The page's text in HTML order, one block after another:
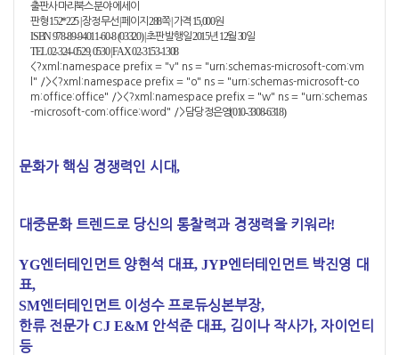
출판사마리북스분야에세이
판형152*225 |장정무선 |페이지288쪽 가격 15,000원
ISBN978-89-94011-60-8(03320) |초판 발행일2015년 12월30일
TEL02-324-0529, 0530 |FAX02-3153-1308
<?xml:namespace prefix = "v" ns = "urn:schemas-microsoft-com:vm
l" /><?xml:namespace prefix = "o" ns = "urn:schemas-microsoft-co
m:office:office" /><?xml:namespace prefix = "w" ns = "urn:schemas
-microsoft-com:office:word" />담당정은영(010-3308-6318)
문화가 핵심 경쟁력인 시대,
대중문화 트렌드로 당신의 통찰력과 경쟁력을 키워라!
YG엔터테인먼트 양현석 대표, JYP엔터테인먼트 박진영 대
표,
SM엔터테인먼트 이성수 프로듀싱본부장,
한류 전문가 CJ E&M 안석준 대표, 김이나 작사가, 자이언티
등